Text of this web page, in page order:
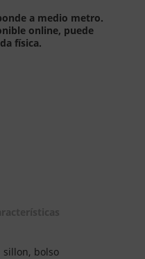
a medio metro.
online, puede
física.
sillon, bolso